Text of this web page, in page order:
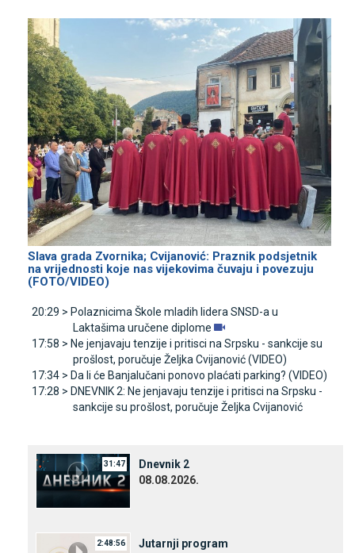
Slava grada Zvornika; Cvijanović: Praznik podsjetnik
na vrijednosti koje nas vijekovima čuvaju i povezuju
(FOTO/VIDEO)
20:29 > Polaznicima Škole mladih lidera SNSD-a u
Laktašima uručene diplome
17:58 > Ne jenjavaju tenzije i pritisci na Srpsku - sankcije su
prošlost, poručuje Željka Cvijanović (VIDEO)
17:34 > Da li će Banjalučani ponovo plaćati parking? (VIDEO)
17:28 > DNEVNIK 2: Ne jenjavaju tenzije i pritisci na Srpsku -
sankcije su prošlost, poručuje Željka Cvijanović
31:47
Dnevnik 2
08.08.2026.
2:48:56
Јutarnji program